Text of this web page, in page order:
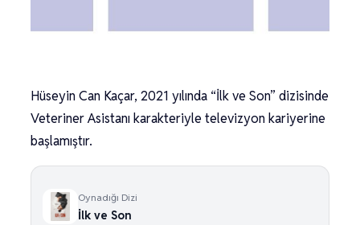
Hüseyin Can Kaçar, 2021 yılında “İlk ve Son” dizisinde
Veteriner Asistanı karakteriyle televizyon kariyerine
başlamıştır.
Oynadığı Dizi
İlk ve Son